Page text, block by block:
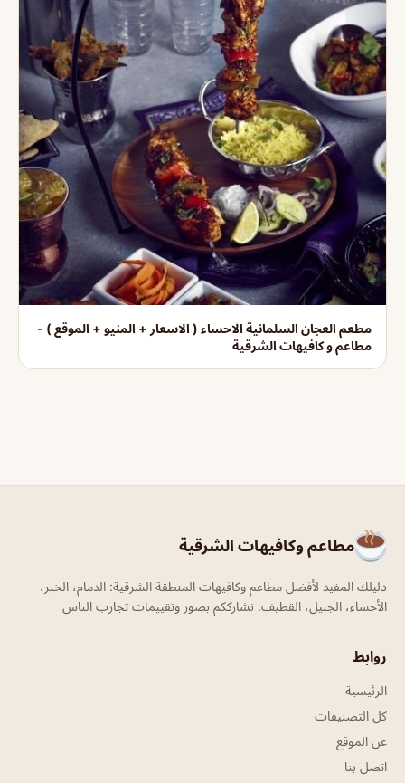
مطعم العجان السلمانية الاحساء ( الاسعار + المنيو + الموقع ) -
مطاعم و كافيهات الشرقية
مطاعم وكافيهات الشرقية
دليلك المفيد لأفضل مطاعم وكافيهات المنطقة الشرقية: الدمام، الخبر،
الأحساء، الجبيل، القطيف. نشارككم بصور وتقييمات تجارب الناس
روابط
الرئيسية
كل التصنيفات
عن الموقع
اتصل بنا